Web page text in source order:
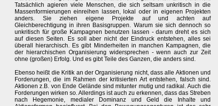
Tatsächlich agieren viele Menschen, die sich seltsam unkritisch in die
Massenformierungen einreihen lassen, lokal oder in eigenen Projekten
anders. Sie ziehen eigene Projekte auf und achten auf
Gleichberechtigung in ihren Basisgruppen. Warum sie sich dennoch so
unkritisch für große Kampagnen benutzen lassen - darum dreht es sich
auf diesen Seiten. Es soll aber nicht der Eindruck entstehen, alles sei
überall hierarchisch. Es gibt Minderheiten in manchen Kampagnen, die
der hierarchischen Organisierung widersprechen - wenn auch zur Zeit
ohne (großen) Erfolg. Und es gibt Teile des Ganzen, die anders sind.
Ebenso heißt die Kritik an der Organisierung nicht, dass alle Aktionen und
Forderungen, die im Rahmen der kritisierten Art entstehen, falsch sind.
Aktionen z.B. von Ende Gelände sind mitunter mutig und radikal. Auch die
Forderungen wirken so. Allerdings ist auch zu erkennen, dass das Streben
nach Hegemonie, medialer Dominanz und Geld die Inhalte und